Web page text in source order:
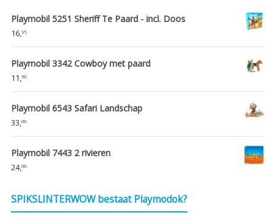
Playmobil 5251 Sheriff Te Paard - incl. Doos
16,95
Playmobil 3342 Cowboy met paard
11,50
Playmobil 6543 Safari Landschap
33,00
Playmobil 7443 2 rivieren
24,00
SPIKSLINTERWOW bestaat Playmodok?